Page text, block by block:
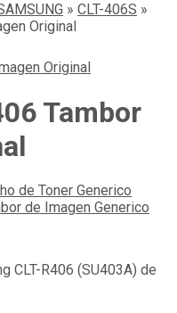
» CLT-406S »
Original
Tambor
de Toner Generico
de Imagen Generico
CLT-R406 (SU403A) de